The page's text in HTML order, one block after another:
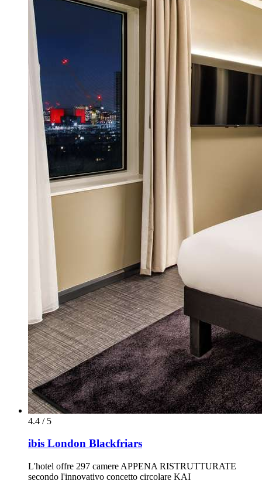
4.4 / 5
ibis London Blackfriars
L'hotel offre 297 camere APPENA RISTRUTTURATE
secondo l'innovativo concetto circolare KAI